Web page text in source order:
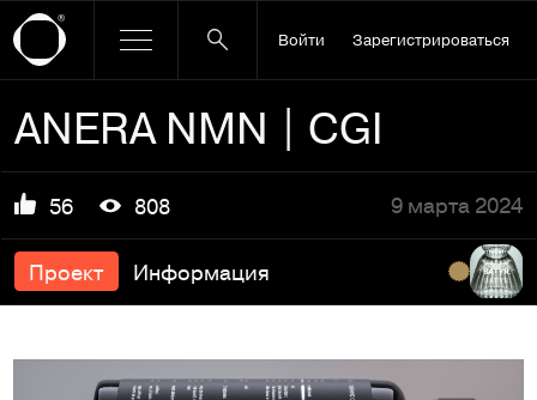
Войти Зарегистрироваться
ANERA NMN | CGI
56 808 9 марта 2024
Проект Информация